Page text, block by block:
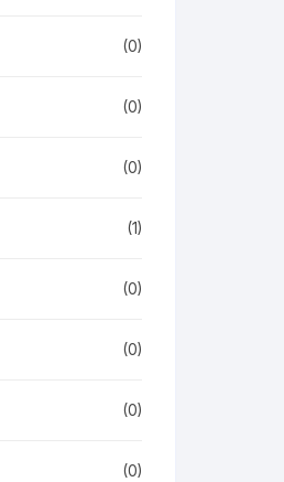
(0)
(0)
(0)
(1)
(0)
(0)
(0)
(0)